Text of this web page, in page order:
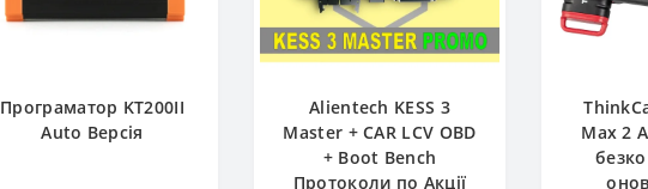
Програматор KT200II
Auto Версія
Alientech KESS 3
Master + CAR LCV OBD
+ Boot Bench
Протоколи по Акції
Max 2